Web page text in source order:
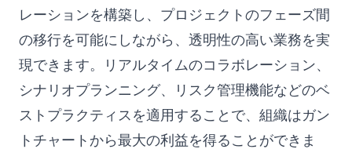
レーションを構築し、プロジェクトのフェーズ間
の移行を可能にしながら、透明性の高い業務を実
現できます。リアルタイムのコラボレーション、
シナリオプランニング、リスク管理機能などのベ
ストプラクティスを適用することで、組織はガン
トチャートから最大の利益を得ることができま